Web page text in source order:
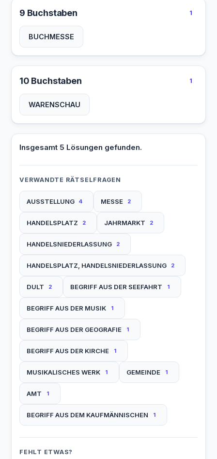
9 Buchstaben 1
BUCHMESSE
10 Buchstaben 1
WARENSCHAU
Insgesamt 5 Lösungen gefunden.
VERWANDTE RÄTSELFRAGEN
AUSSTELLUNG 4 MESSE 2
HANDELSPLATZ 2 JAHRMARKT 2
HANDELSNIEDERLASSUNG 2
HANDELSPLATZ, HANDELSNIEDERLASSUNG 2
DULT 2 BEGRIFF AUS DER SEEFAHRT 1
BEGRIFF AUS DER MUSIK 1
BEGRIFF AUS DER GEOGRAFIE 1
BEGRIFF AUS DER KIRCHE 1
MUSIKALISCHES WERK 1 GEMEINDE 1
AMT 1
BEGRIFF AUS DEM KAUFMÄNNISCHEN 1
FEHLT ETWAS?